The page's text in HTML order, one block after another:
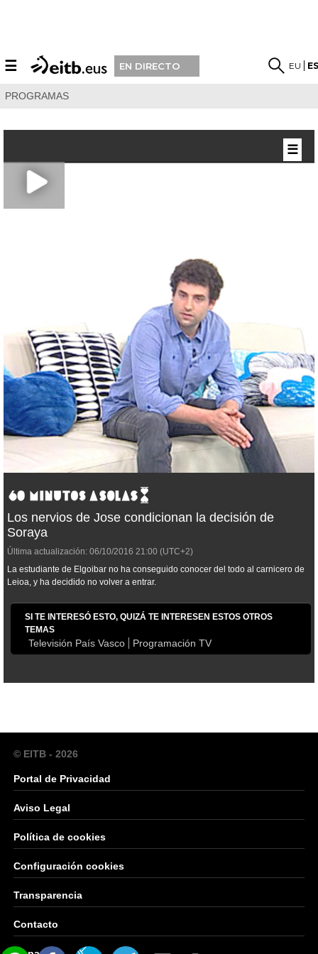
☰ EN DIRECTO EU
PROGRAMAS
Los nervios de Jose condicionan la decisión de
Soraya
Última actualización: 06/10/2016 21:00 (UTC+2)
La estudiante de Elgoibar no ha conseguido conocer del todo al carnicero de
Leioa, y ha decidido no volver a entrar.
SI TE INTERESÓ ESTO, QUIZÁ TE INTERESEN ESTOS OTROS
TEMAS
Televisión País Vasco Programación TV
☰
© EITB - 2026
Portal de Privacidad
Aviso Legal
Política de cookies
Configuración cookies
Transparencia
Contacto